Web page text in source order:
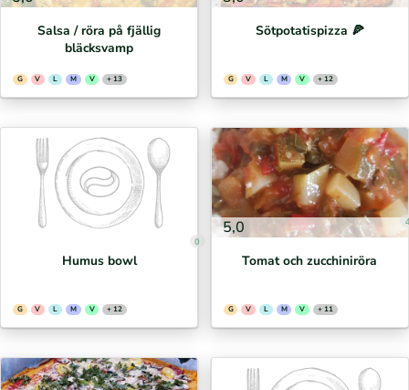
Salsa / röra på fjällig
bläcksvamp
G V L M V + 13
Sötpotatispizza 🍕⁣
G V L M V + 12
0
Humus bowl
G V L M V + 12
5,0
Tomat och zucchiniröra
G V L M V + 11